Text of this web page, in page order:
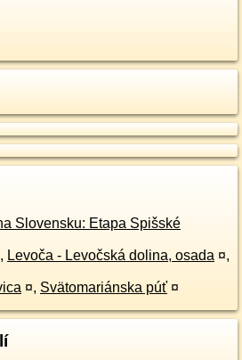
Slovensku: Etapa Spišské
, Levoča - Levočská dolina, osada ¤,
¤, Svätomariánska púť ¤